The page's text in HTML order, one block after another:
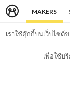
MAKERS
เราใช้คุ๊กกี้บนเว็บไซต์
เพื่อใช้บ